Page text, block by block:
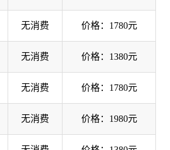
无消费 价格：1780元
无消费 价格：1380元
无消费 价格：1780元
无消费 价格：1980元